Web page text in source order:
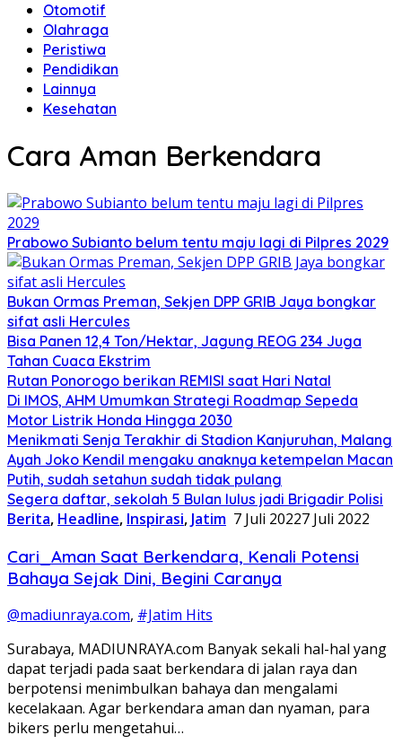
Otomotif
Olahraga
Peristiwa
Pendidikan
Lainnya
Kesehatan
Cara Aman Berkendara
Prabowo Subianto belum tentu maju lagi di Pilpres 2029
Bukan Ormas Preman, Sekjen DPP GRIB Jaya bongkar
sifat asli Hercules
Bisa Panen 12,4 Ton/Hektar, Jagung REOG 234 Juga
Tahan Cuaca Ekstrim
Rutan Ponorogo berikan REMISI saat Hari Natal
Di IMOS, AHM Umumkan Strategi Roadmap Sepeda
Motor Listrik Honda Hingga 2030
Menikmati Senja Terakhir di Stadion Kanjuruhan, Malang
Ayah Joko Kendil mengaku anaknya ketempelan Macan
Putih, sudah setahun sudah tidak pulang
Segera daftar, sekolah 5 Bulan lulus jadi Brigadir Polisi
Berita, Headline, Inspirasi, Jatim 7 Juli 20227 Juli 2022
Cari_Aman Saat Berkendara, Kenali Potensi
Bahaya Sejak Dini, Begini Caranya
@madiunraya.com, #Jatim Hits
Surabaya, MADIUNRAYA.com Banyak sekali hal-hal yang
dapat terjadi pada saat berkendara di jalan raya dan
berpotensi menimbulkan bahaya dan mengalami
kecelakaan. Agar berkendara aman dan nyaman, para
bikers perlu mengetahui…